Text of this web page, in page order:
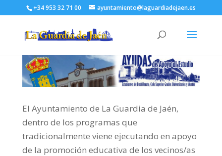
+34 953 32 71 00 ayuntamiento@laguardiadejaen.es
El Ayuntamiento de La Guardia de Jaén,
dentro de los programas que
tradicionalmente viene ejecutando en apoyo
de la promoción educativa de los vecinos/as